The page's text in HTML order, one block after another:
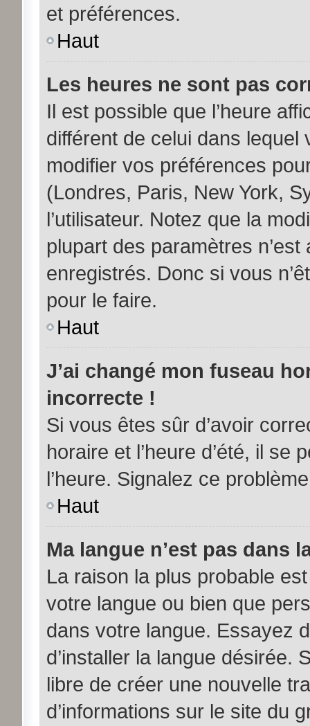
et préférences.
Haut
Les heures ne sont pas
Il est possible que l’heure
différent de celui dans
modifier vos préférences
(Londres, Paris, New York,
l’utilisateur. Notez que la
plupart des paramètres
enregistrés. Donc si vous
pour le faire.
Haut
J’ai changé mon fuseau
incorrecte !
Si vous êtes sûr d’avoir
horaire et l’heure d’été, il se
l’heure. Signalez ce
Haut
Ma langue n’est pas dans
La raison la plus probable
votre langue ou bien que
dans votre langue. Essayez
d’installer la langue désirée.
libre de créer une nouvelle
d’informations sur le site du